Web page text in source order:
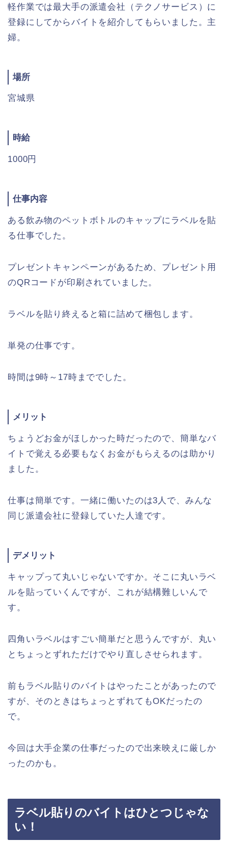
軽作業では最大手の派遣会社（テクノサービス）に
登録にしてからバイトを紹介してもらいました。主
婦。
場所
宮城県
時給
1000円
仕事内容
ある飲み物のペットボトルのキャップにラベルを貼
る仕事でした。
プレゼントキャンペーンがあるため、プレゼント用
のQRコードが印刷されていました。
ラベルを貼り終えると箱に詰めて梱包します。
単発の仕事です。
時間は9時～17時まででした。
メリット
ちょうどお金がほしかった時だったので、簡単なバ
イトで覚える必要もなくお金がもらえるのは助かり
ました。
仕事は簡単です。一緒に働いたのは3人で、みんな
同じ派遣会社に登録していた人達です。
デメリット
キャップって丸いじゃないですか。そこに丸いラベ
ルを貼っていくんですが、これが結構難しいんで
す。
四角いラベルはすごい簡単だと思うんですが、丸い
とちょっとずれただけでやり直しさせられます。
前もラベル貼りのバイトはやったことがあったので
すが、そのときはちょっとずれてもOKだったの
で。
今回は大手企業の仕事だったので出来映えに厳しか
ったのかも。
ラベル貼りのバイトはひとつじゃな
い！